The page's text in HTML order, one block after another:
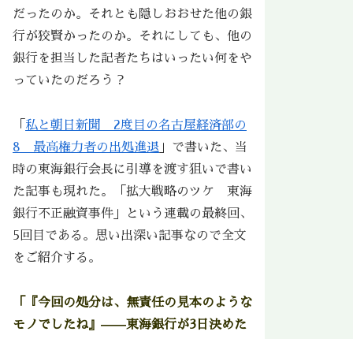
だったのか。それとも隠しおおせた他の銀
行が狡賢かったのか。それにしても、他の
銀行を担当した記者たちはいったい何をや
っていたのだろう？
「 私と朝日新聞 2度目の名古屋経済部の
8 最高権力者の出処進退 」で書いた、当
時の東海銀行会長に引導を渡す狙いで書い
た記事も現れた。「拡大戦略のツケ 東海
銀行不正融資事件」という連載の最終回、
5回目である。思い出深い記事なので全文
をご紹介する。
「『今回の処分は、無責任の見本のような
モノでしたね』——東海銀行が3日決めた